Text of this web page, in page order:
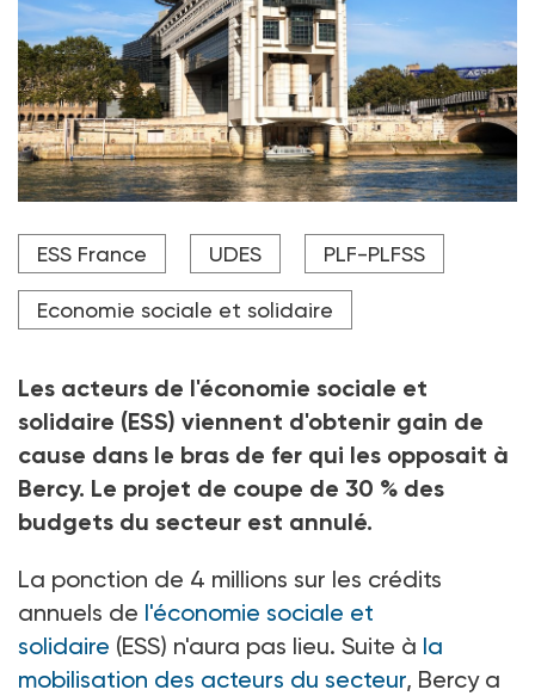
Le projet du gouvernement prévoyait d'économiser 4
millions d'euros, d'ici à la fin de l'année, sur la ligne
Crédit photo Romain P19 - stock.adobe.com
ESS France UDES PLF-PLFSS
Economie sociale et solidaire
Les acteurs de l'économie sociale et
solidaire (ESS) viennent d'obtenir gain de
cause dans le bras de fer qui les opposait à
Bercy. Le projet de coupe de 30 % des
budgets du secteur est annulé.
La ponction de 4 millions sur les crédits
annuels de l'économie sociale et
solidaire (ESS) n'aura pas lieu. Suite à la
mobilisation des acteurs du secteur, Bercy a